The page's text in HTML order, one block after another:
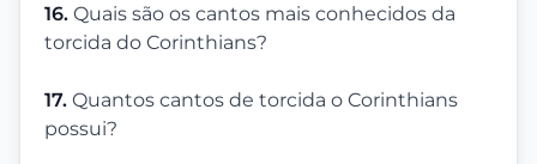
16. Quais são os cantos mais conhecidos da
torcida do Corinthians?
17. Quantos cantos de torcida o Corinthians
possui?